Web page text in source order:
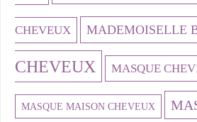
CHEVEUX MADEMOISELLE
CHEVEUX
MASQUE
MASQUE MAISON CHEVEUX